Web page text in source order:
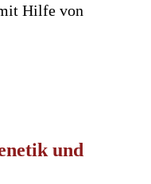
Hilfe von
und